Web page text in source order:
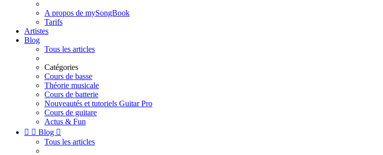
A propos de mySongBook
Tarifs
Artistes
Blog
Tous les articles
Catégories
Cours de basse
Théorie musicale
Cours de batterie
Nouveautés et tutoriels Guitar Pro
Cours de guitare
Actus & Fun
  Blog 
Tous les articles